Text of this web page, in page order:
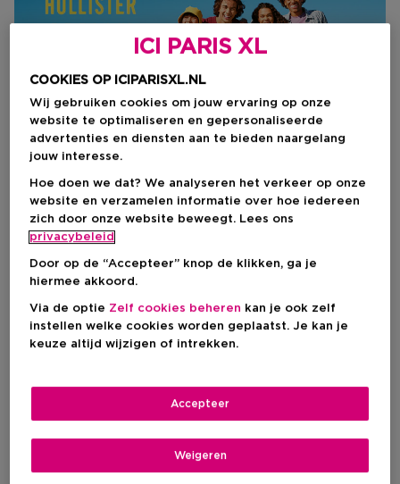
HOLLISTER PARFUM
Parfum
Filteren
1 Resultaten
ICI PARIS XL
COOKIES OP ICIPARISXL.NL
Wij gebruiken cookies om jouw ervaring op onze
website te optimaliseren en gepersonaliseerde
advertenties en diensten aan te bieden naargelang
jouw interesse.
Hoe doen we dat? We analyseren het verkeer op onze
website en verzamelen informatie over hoe iedereen
zich door onze website beweegt. Lees ons
privacybeleid
Door op de “Accepteer” knop de klikken, ga je
hiermee akkoord.
Via de optie Zelf cookies beheren kan je ook zelf
instellen welke cookies worden geplaatst. Je kan je
keuze altijd wijzigen of intrekken.
Weigeren
Accepteer